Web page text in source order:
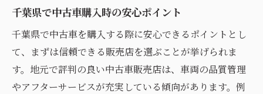
千葉県で中古車購入時の安心ポイント
千葉県で中古車を購入する際に安心できるポイントとし
て、まずは信頼できる販売店を選ぶことが挙げられま
す。地元で評判の良い中古車販売店は、車両の品質管理
やアフターサービスが充実している傾向があります。例